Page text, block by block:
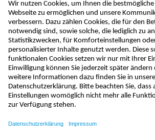
Newsletter abonnieren
info@nivus.ch